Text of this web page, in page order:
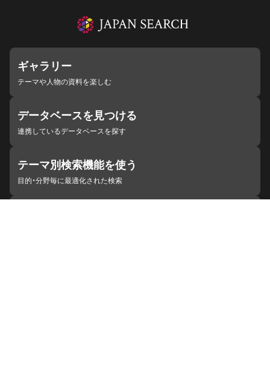
ギャラリー
テーマや人物の資料を楽しむ
データベースを見つける
連携しているデータベースを探す
テーマ別検索機能を使う
目的・分野毎に最適化された検索